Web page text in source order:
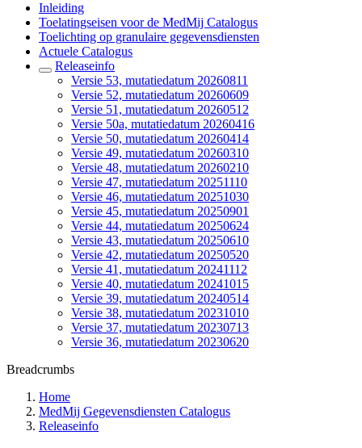
Inleiding
Toelatingseisen voor de MedMij Catalogus
Toelichting op granulaire gegevensdiensten
Actuele Catalogus
Releaseinfo
Versie 53, mutatiedatum 20260811
Versie 52, mutatiedatum 20260609
Versie 51, mutatiedatum 20260512
Versie 50a, mutatiedatum 20260416
Versie 50, mutatiedatum 20260414
Versie 49, mutatiedatum 20260310
Versie 48, mutatiedatum 20260210
Versie 47, mutatiedatum 20251110
Versie 46, mutatiedatum 20251030
Versie 45, mutatiedatum 20250901
Versie 44, mutatiedatum 20250624
Versie 43, mutatiedatum 20250610
Versie 42, mutatiedatum 20250520
Versie 41, mutatiedatum 20241112
Versie 40, mutatiedatum 20241015
Versie 39, mutatiedatum 20240514
Versie 38, mutatiedatum 20231010
Versie 37, mutatiedatum 20230713
Versie 36, mutatiedatum 20230620
Breadcrumbs
Home
MedMij Gegevensdiensten Catalogus
Releaseinfo